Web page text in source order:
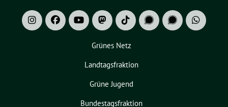
Grünes Netz
Landtagsfraktion
Grüne Jugend
Bundestagsfraktion